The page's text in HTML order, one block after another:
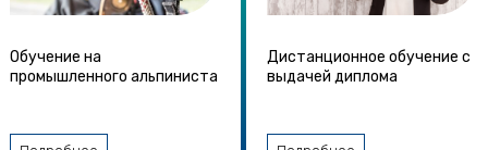
Обучение на
промышленного альпиниста
Дистанционное обучение с
выдачей диплома